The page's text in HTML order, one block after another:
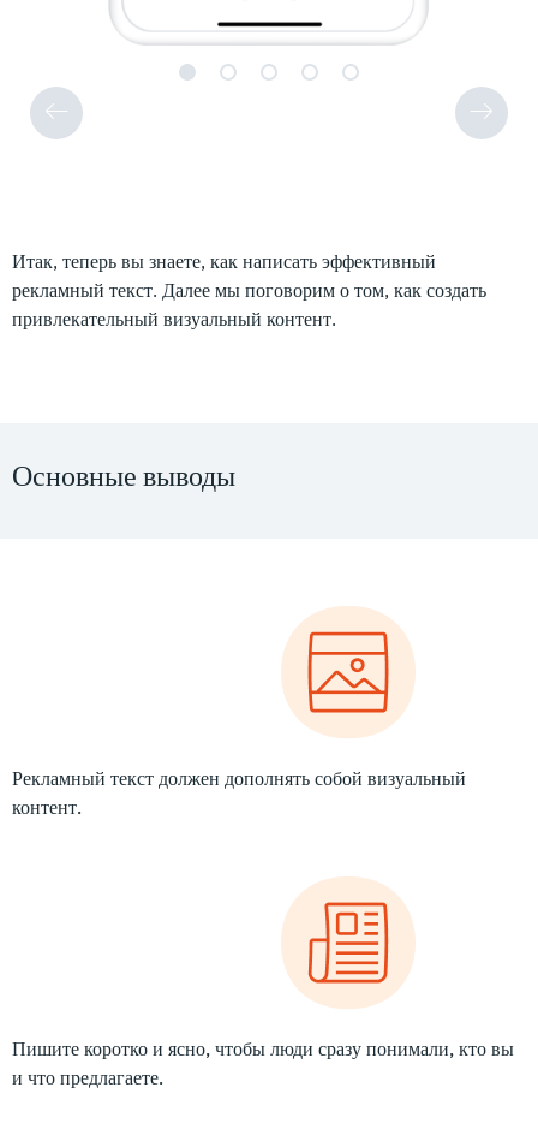
Итак, теперь вы знаете, как написать эффективный
рекламный текст. Далее мы поговорим о том, как создать
привлекательный визуальный контент.
Основные выводы
Рекламный текст должен дополнять собой визуальный
контент.
Пишите коротко и ясно, чтобы люди сразу понимали, кто вы
и что предлагаете.